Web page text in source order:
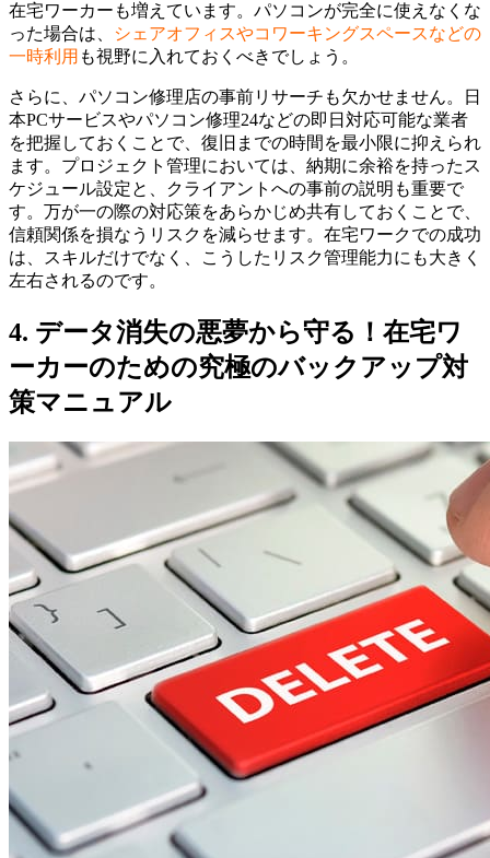
在宅ワーカーも増えています。パソコンが完全に使えなくな
った場合は、
シェアオフィスやコワーキングスペースなどの
一時利用 も視野に入れておくべきでしょう。
さらに、パソコン修理店の事前リサーチも欠かせません。日
本PCサービスやパソコン修理24などの即日対応可能な業者
を把握しておくことで、復旧までの時間を最小限に抑えられ
ます。プロジェクト管理においては、納期に余裕を持ったス
ケジュール設定と、クライアントへの事前の説明も重要で
す。万が一の際の対応策をあらかじめ共有しておくことで、
信頼関係を損なうリスクを減らせます。在宅ワークでの成功
は、スキルだけでなく、こうしたリスク管理能力にも大きく
左右されるのです。
4. データ消失の悪夢から守る！在宅ワ
ーカーのための究極のバックアップ対
策マニュアル